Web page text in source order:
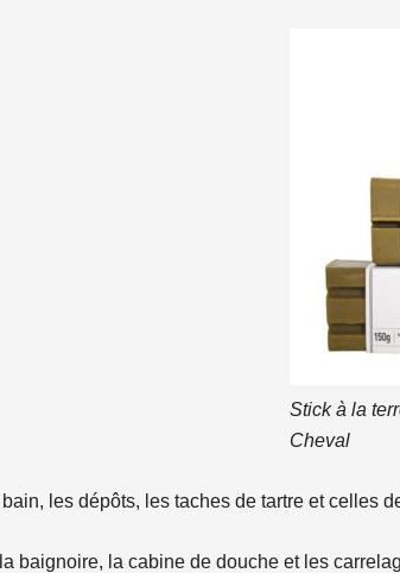
Stick à la
Cheval
les dépôts, les taches de tartre et celles
baignoire, la cabine de douche et les